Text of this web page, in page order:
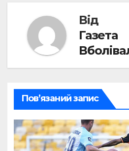
Від
Газета
Пов’язаний запис